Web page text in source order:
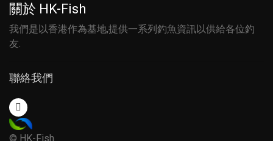
關於 HK-Fish
我們是以香港作為基地,提供一系列釣魚資訊以供給各位釣
友.
聯絡我們
© HK-Fish